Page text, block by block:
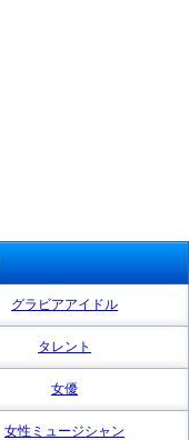
グラビアアイドル
タレント
女優
女性ミュージシャン